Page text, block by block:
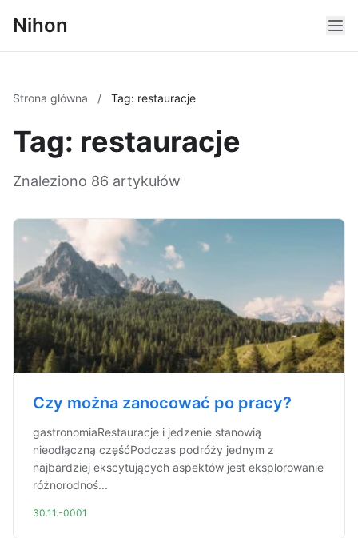
Nihon
Strona główna / Tag: restauracje
Tag: restauracje
Znaleziono 86 artykułów
Czy można zanocować po pracy?
gastronomiaRestauracje i jedzenie stanowią
nieodłączną częśćPodczas podróży jednym z
najbardziej ekscytujących aspektów jest eksplorowanie
różnorodnoś...
30.11.-0001